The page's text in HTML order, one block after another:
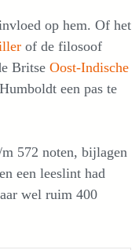
op hem. Of het
of de filosoof
Britse Oost-Indische
een pas te
572 noten, bijlagen
een leeslint had
wel ruim 400